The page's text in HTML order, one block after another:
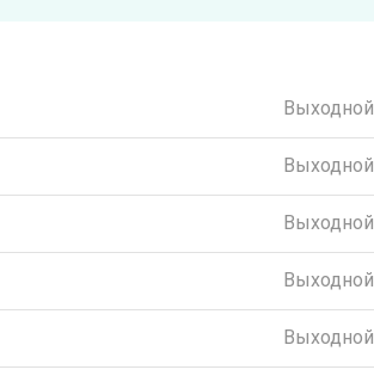
Выходной
Выходной
Выходной
Выходной
Выходной